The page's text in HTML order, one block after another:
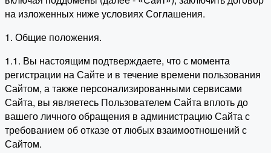
на изложенных ниже условиях Соглашения.
1. Общие положения.
1.1. Вы настоящим подтверждаете, что с момента
регистрации на Сайте и в течение времени пользования
Сайтом, а также персонализированными сервисами
Сайта, вы являетесь Пользователем Сайта вплоть до
вашего личного обращения в администрацию Сайта с
требованием об отказе от любых взаимоотношений с
Сайтом.